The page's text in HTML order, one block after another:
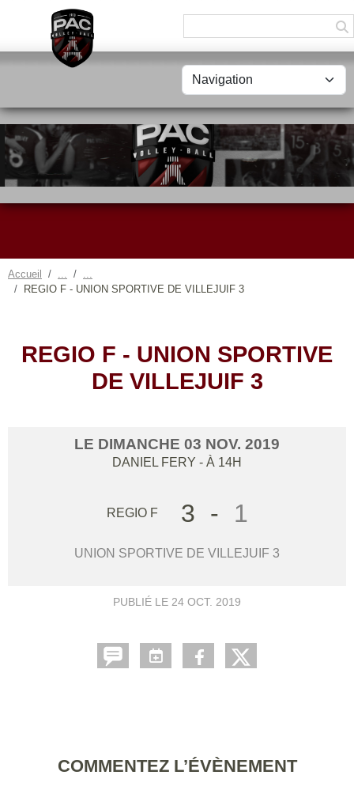
Accueil
REGIO F - UNION SPORTIVE DE VILLEJUIF 3
REGIO F - UNION SPORTIVE
DE VILLEJUIF 3
LE DIMANCHE 03 NOV. 2019
DANIEL FERY - À 14H
REGIO F 3 - 1
UNION SPORTIVE DE VILLEJUIF 3
PUBLIÉ LE 24 OCT. 2019
COMMENTEZ L’ÉVÈNEMENT
Panneau de gestion des cookies